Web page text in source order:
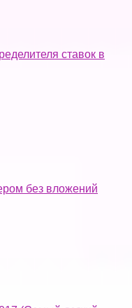
ставок в
без вложений